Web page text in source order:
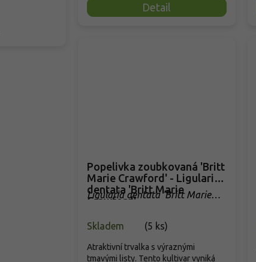
Detail
Popelivka zoubkovaná 'Britt
Marie Crawford' - Ligularia
dentata 'Britt Marie
Crawford'
Ligularia dentata 'Britt Marie
Skladem
(5 ks)
Atraktivní trvalka s výraznými
tmavými listy. Tento kultivar vyniká